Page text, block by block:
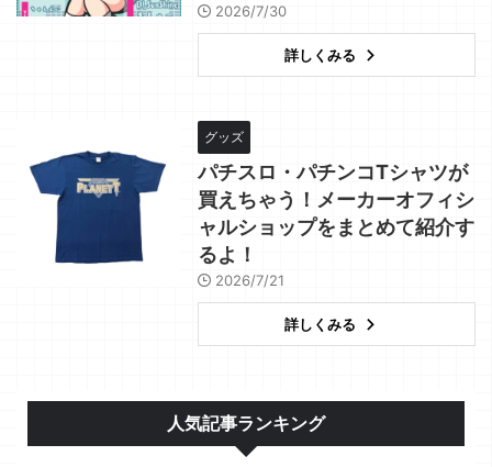
2026/7/30
詳しくみる
グッズ
パチスロ・パチンコTシャツが
買えちゃう！メーカーオフィシ
ャルショップをまとめて紹介す
るよ！
2026/7/21
詳しくみる
人気記事ランキング